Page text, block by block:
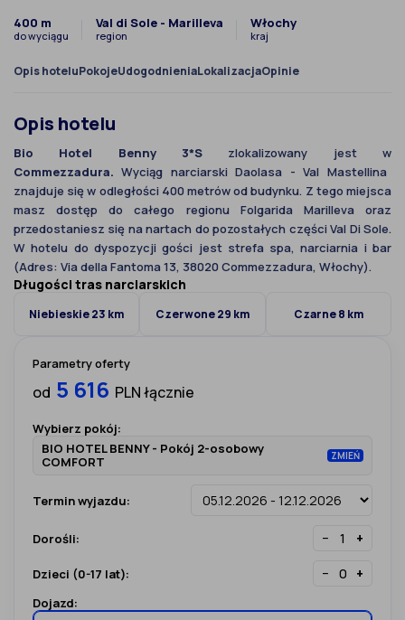
400 m
do wyciągu
Val di Sole - Marilleva
region
Włochy
kraj
Opis hoteluPokojeUdogodnieniaLokalizacjaOpinie
Opis hotelu
Bio Hotel Benny 3*S zlokalizowany jest w
Commezzadura.Wyciąg narciarski Daolasa - Val Mastellina
znajduje się w odległości 400 metrów od budynku. Z tego miejsca
masz dostęp do całego regionu Folgarida Marilleva oraz
przedostaniesz się na nartach do pozostałych części Val Di Sole.
W hotelu do dyspozycji gości jest strefa spa, narciarnia i bar
(Adres: Via della Fantoma 13, 38020 Commezzadura, Włochy).
Długości tras narciarskich
Niebieskie 23 km Czerwone 29 km Czarne 8 km
Parametry oferty
od 5 616 PLN łącznie
Wybierz pokój:
BIO HOTEL BENNY - Pokój 2-osobowy
COMFORT
ZMIEŃ
Termin wyjazdu:
Dorośli: − +
Dzieci (0-17 lat): − +
Dojazd: